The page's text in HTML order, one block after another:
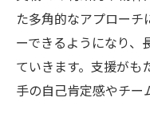
た多角的なアプローチ
ーできるようになり、
ていきます。支援がも
手の自己肯定感やチー